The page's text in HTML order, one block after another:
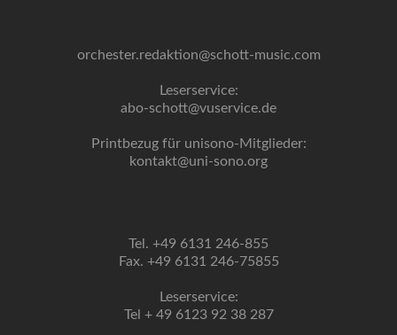
orchester.redaktion@schott-music.com
Leserservice:
abo-schott@vuservice.de
Printbezug für unisono-Mitglieder:
kontakt@uni-sono.org
Tel. +49 6131 246-855
Fax. +49 6131 246-75855
Leserservice:
Tel + 49 6123 92 38 287